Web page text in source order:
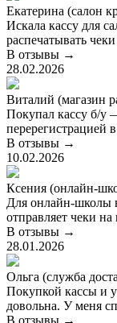
Екатерина (салон
Искала кассу для
распечатывать
В отзывы →
28.02.2026
Виталий (магазин
Покупал кассу б/у
перерегистрацией
В отзывы →
10.02.2026
Ксения (онлайн-
Для онлайн-школы
отправляет чеки
В отзывы →
28.01.2026
Ольга (служба
Покупкой кассы и
довольна. У меня
В отзывы →